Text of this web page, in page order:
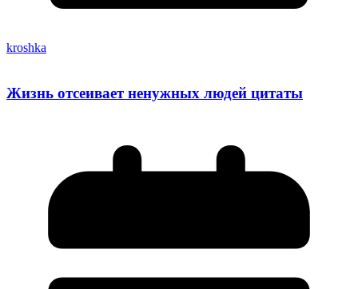
kroshka
Жизнь отсеивает ненужных людей цитаты